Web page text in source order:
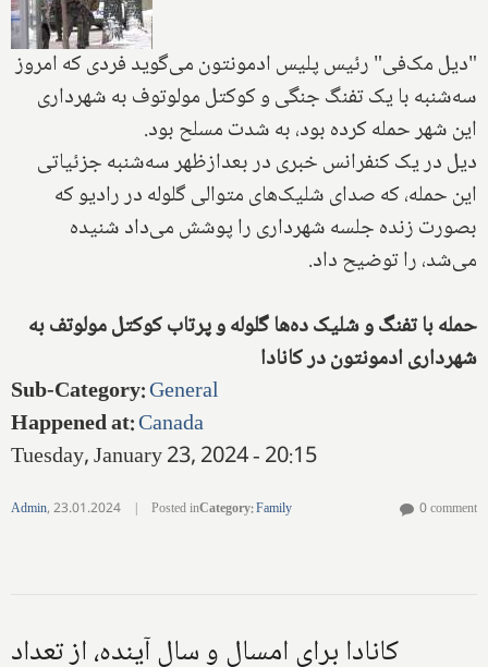
"دیل مک‌فی" رئیس پلیس ادمونتون می‌گوید فردی که امروز
سه‌شنبه با یک تفنگ جنگی و کوکتل مولوتوف به شهرداری
این شهر حمله کرده بود، به شدت مسلح بود.
دیل در یک کنفرانس خبری در بعدازظهر سه‌شنبه جزئیاتی
این حمله، که صدای شلیک‌های متوالی گلوله در رادیو که
بصورت زنده جلسه شهرداری را پوشش می‌داد شنیده
می‌شد، را توضیح داد.
حمله با تفنگ و شلیک ده‌ها گلوله و پرتاب کوکتل مولوتف به
شهرداری ادمونتون در کانادا
Sub-Category:General
Happened at:Canada
Tuesday, January 23, 2024 - 20:15
Admin,23.01.2024 | Posted inCategory:Family 0 comment
کانادا برای امسال و سال آینده، از تعداد